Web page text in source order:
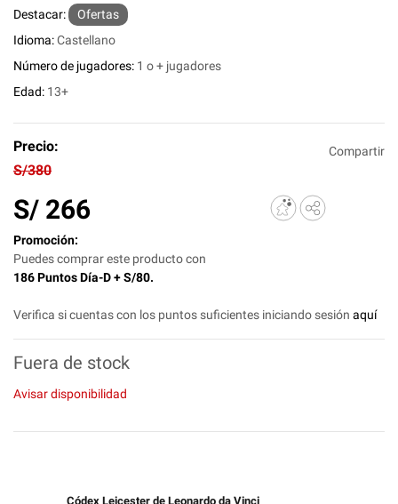
Destacar:
Ofertas
Idioma:Castellano
Número de jugadores: 1 o + jugadores
Edad: 13+
Precio:
S/380
S/ 266
Compartir
Promoción:
Puedes comprar este producto con
186 Puntos Día-D + S/80.
Verifica si cuentas con los puntos suficientes iniciando sesión aquí
Fuera de stock
Avisar disponibilidad
Códex Leicester de Leonardo da Vinci